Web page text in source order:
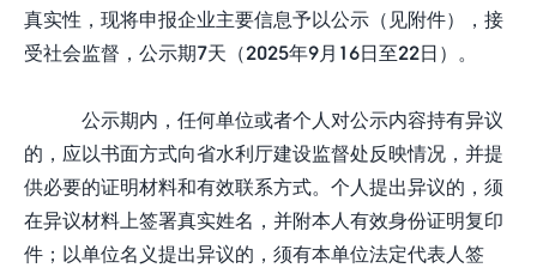
真实性，现将申报企业主要信息予以公示（见附件），接
受社会监督，公示期7天（2025年9月16日至22日）。
公示期内，任何单位或者个人对公示内容持有异议
的，应以书面方式向省水利厅建设监督处反映情况，并提
供必要的证明材料和有效联系方式。个人提出异议的，须
在异议材料上签署真实姓名，并附本人有效身份证明复印
件；以单位名义提出异议的，须有本单位法定代表人签